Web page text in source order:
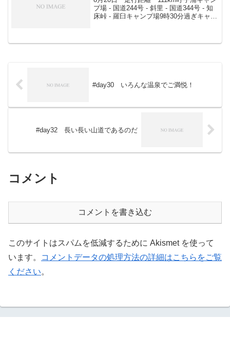
プ場 - 国道244号 - 斜里 - 国道344号 - 知
床峠 - 羅臼キャンプ場9時30分過ぎキャン
#day30 いろんな温泉でご満悦！
#day32 長い長い山道であるのだ
コメント
コメントを書き込む
このサイトはスパムを低減するために Akismet を使って
います。
コメントデータの処理方法の詳細はこちらをご覧
ください。